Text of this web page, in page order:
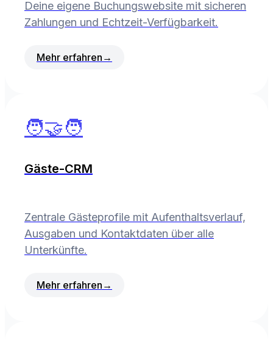
Deine eigene Buchungswebsite mit sicheren
Zahlungen und Echtzeit-Verfügbarkeit.
Mehr erfahren →
🧑‍🤝‍🧑
Gäste-CRM
Zentrale Gästeprofile mit Aufenthaltsverlauf,
Ausgaben und Kontaktdaten über alle
Unterkünfte.
Mehr erfahren →